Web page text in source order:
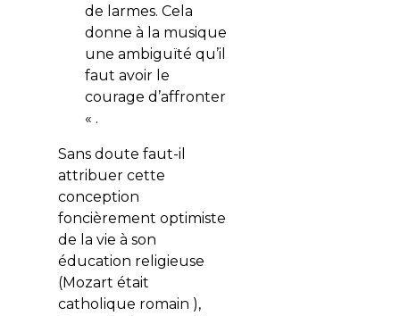
de larmes. Cela
donne à la musique
une ambiguïté qu’il
faut avoir le
courage d’affronter
« .
Sans doute faut-il
attribuer cette
conception
foncièrement optimiste
de la vie à son
éducation religieuse
(Mozart était
catholique romain ),